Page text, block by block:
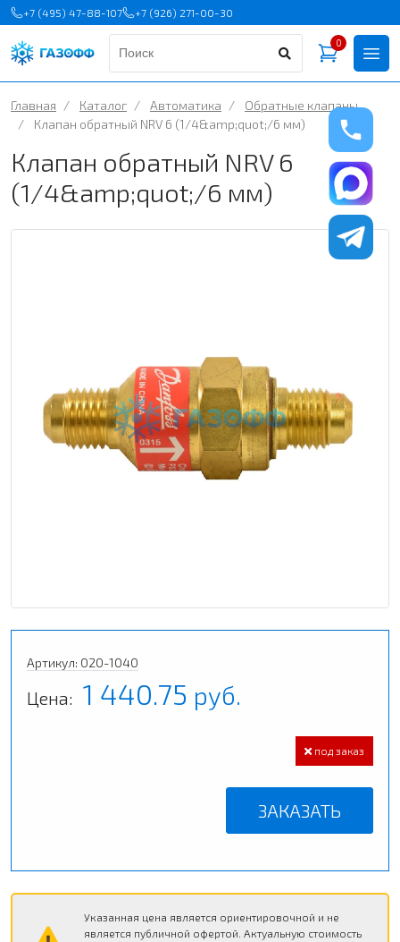
+7 (495) 47-88-107 +7 (926) 271-00-30
0
Главная / Каталог / Автоматика /
Обратные клапаны
/
Клапан обратный NRV 6 (1/4&amp;quot;/6 мм)
Клапан обратный NRV 6
(1/4&amp;quot;/6 мм)
Артикул: 020-1040
Цена: 1 440.75 руб.
под заказ
ЗАКАЗАТЬ
Указанная цена является ориентировочной и не
является публичной офертой. Актуальную стоимость